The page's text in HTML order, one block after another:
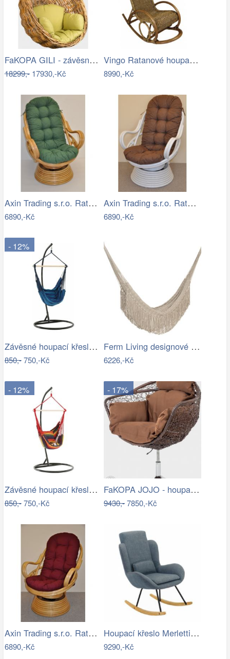
FaKOPA GILI - závěsné křeslo Valentina…
18299,-17930,-Kč
Vingo Ratanové houpací křeslo - hnědé
8990,-Kč
Axin Trading s.r.o. Ratanové houpací…
6890,-Kč
Axin Trading s.r.o. Ratanové houpací…
6890,-Kč
- 12%
Závěsné houpací křeslo Nikes Blue
850,-750,-Kč
Ferm Living designové houpací sítě Path…
6226,-Kč
- 12%
Závěsné houpací křeslo Nikes Red
850,-750,-Kč
- 17%
FaKOPA JOJO - houpací křeslo z ratanu…
9430,-7850,-Kč
Axin Trading s.r.o. Ratanové houpací…
6890,-Kč
Houpací křeslo Merletti, látka šedá
9290,-Kč